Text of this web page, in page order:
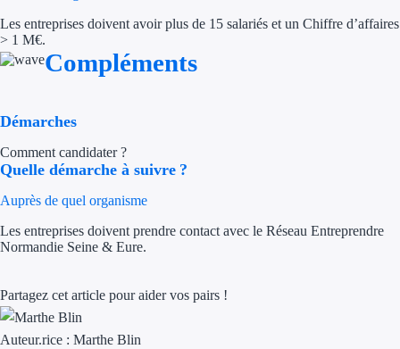
Ouvrage
Aides Région
Les entreprises doivent avoir plus de 15 salariés et un Chiffre d’affaires
> 1 M€.
Compléments
Démarches
Comment candidater ?
Quelle démarche à suivre ?
Auprès de quel organisme
Les entreprises doivent prendre contact avec le Réseau Entreprendre
Normandie Seine & Eure.
Partagez cet article pour aider vos pairs !
Auteur.rice : Marthe Blin